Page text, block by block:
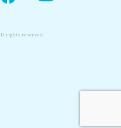
rights reserved.